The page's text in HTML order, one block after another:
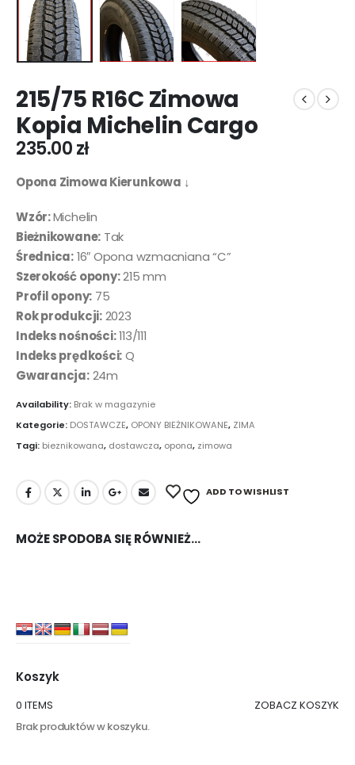
215/75 R16C Zimowa
Kopia Michelin Cargo
235.00zł
Opona Zimowa Kierunkowa ↓
Wzór:Michelin
Bieżnikowane: Tak
Średnica:16″ Opona wzmacniana “C”
Szerokość opony:215 mm
Profil opony: 75
Rok produkcji:2023
Indeks nośności:113/111
Indeks prędkości:Q
Gwarancja:24m
Availability: Brak w magazynie
Kategorie: DOSTAWCZE, OPONY BIEŻNIKOWANE, ZIMA
Tagi: bieznikowana, dostawcza, opona, zimowa
ADD TO WISHLIST
MOŻE SPODOBA SIĘ RÓWNIEŻ…
Koszyk
0 ITEMS
ZOBACZ KOSZYK
Brak produktów w koszyku.